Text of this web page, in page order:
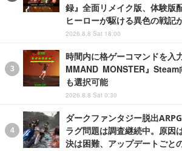
録』全面リメイク版、体験版
ヒーローが駆ける異色の戦記
2026.8.8 Sat 18:00
時間内に格ゲーコマンドを入
MMAND MONSTER』
も選択可能
2026.8.8 Sat 0:30
ダークファンタジー脱出
ラグ問題は調査継続中。原因
決は困難、アップデートごと